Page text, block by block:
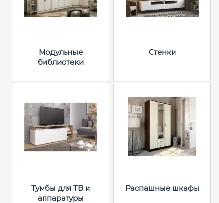
Модульные
библиотеки
Стенки
Тумбы для ТВ и
аппаратуры
Распашные шкафы